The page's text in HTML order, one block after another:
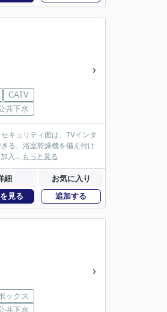
CATV
共下水
キュリティ面は、TVインタ
る、浴室乾燥機を備え付け
入... もっと見る
細 お気に入り
見る 追加する
ックス
共下水